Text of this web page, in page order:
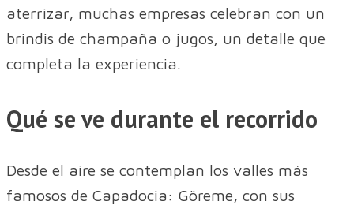
aterrizar, muchas empresas celebran con un
brindis de champaña o jugos, un detalle que
completa la experiencia.
Qué se ve durante el recorrido
Desde el aire se contemplan los valles más
famosos de Capadocia: Göreme, con sus